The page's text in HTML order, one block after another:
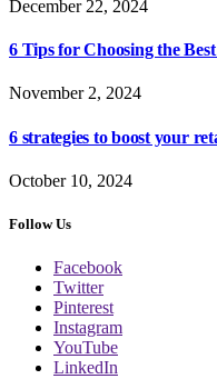
December 22, 2024
6 Tips for Choosing the
November 2, 2024
6 strategies to boost your
October 10, 2024
Follow Us
Facebook
Twitter
Pinterest
Instagram
YouTube
LinkedIn